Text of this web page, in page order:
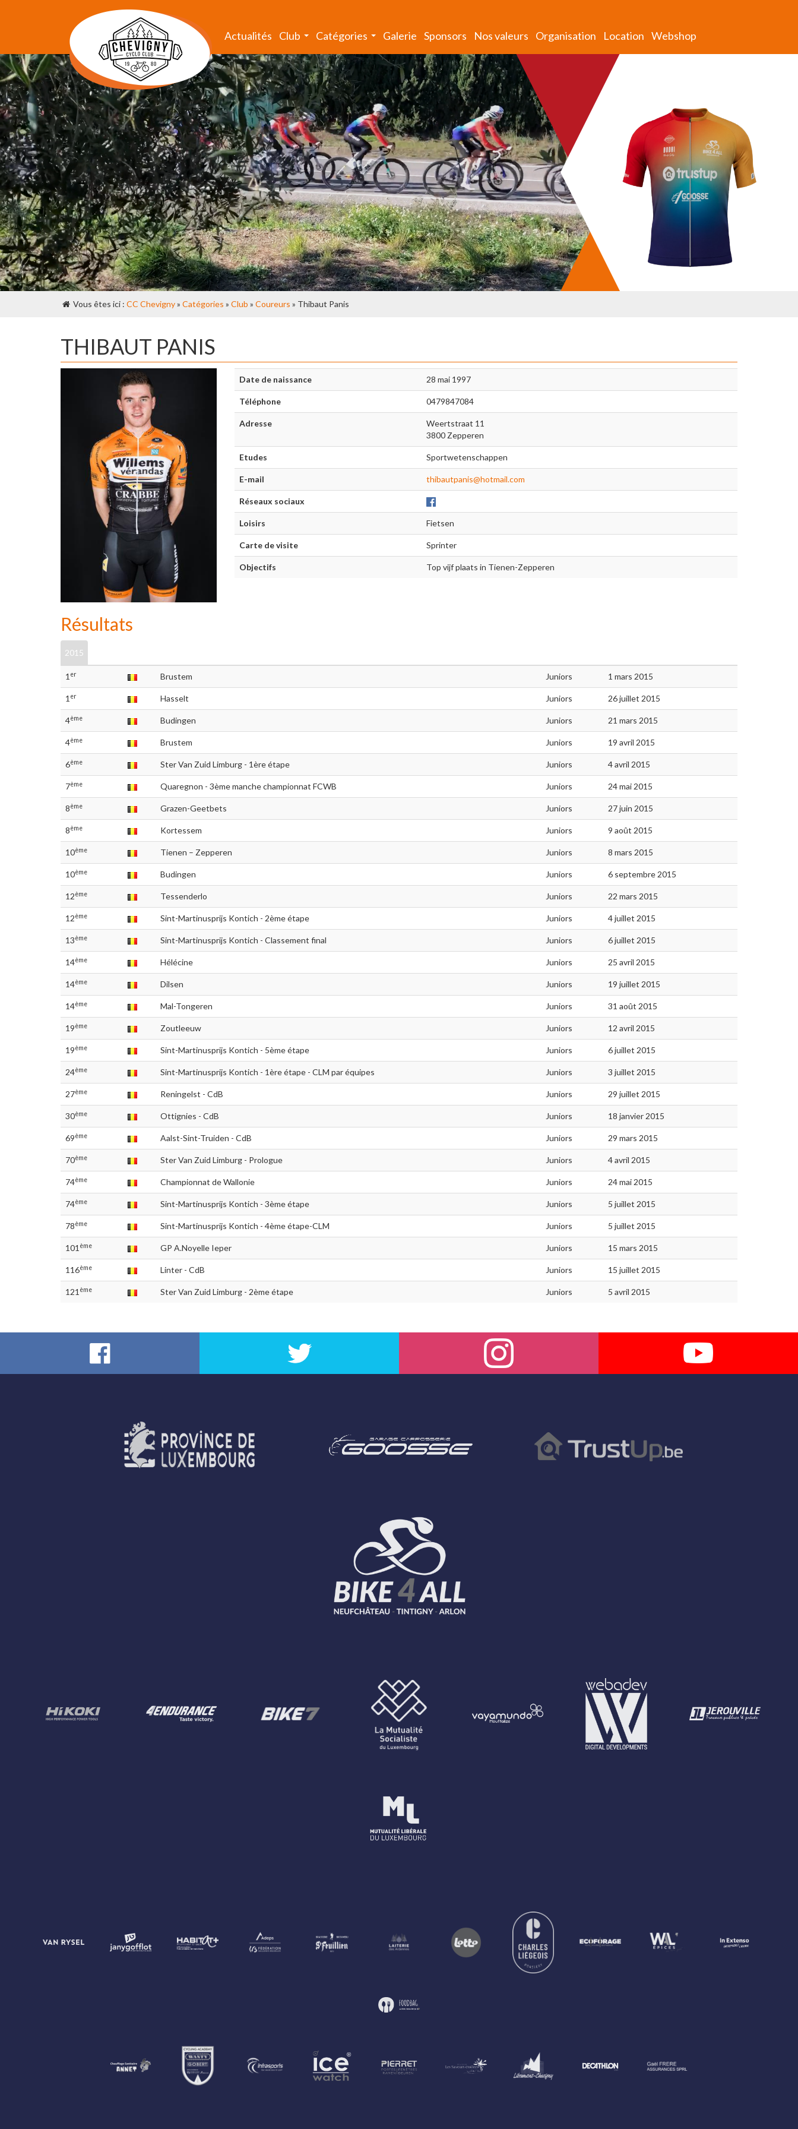
Actualités Club Catégories Galerie Sponsors Nos valeurs Organisation Location Webshop
Vous êtes ici : CC Chevigny» Catégories » Club » Coureurs » Thibaut Panis
THIBAUT PANIS
Date de naissance 28 mai 1997
Téléphone 0479847084
Adresse
Weertstraat 11
3800 Zepperen
Etudes Sportwetenschappen
E-mail thibautpanis@hotmail.com
Réseaux sociaux
Loisirs Fietsen
Carte de visite Sprinter
Objectifs Top vijf plaats in Tienen-Zepperen
Résultats
2015
1 er Brustem Juniors 1 mars 2015
1 er Hasselt Juniors 26 juillet 2015
4ème Budingen Juniors 21 mars 2015
4ème Brustem Juniors 19 avril 2015
6ème Ster Van Zuid Limburg - 1ère étape Juniors 4 avril 2015
7ème Quaregnon - 3ème manche championnat FCWB Juniors 24 mai 2015
8ème Grazen-Geetbets Juniors 27 juin 2015
8ème Kortessem Juniors 9 août 2015
10ème Tienen – Zepperen Juniors 8 mars 2015
10ème Budingen Juniors 6 septembre 2015
12ème Tessenderlo Juniors 22 mars 2015
12ème Sint-Martinusprijs Kontich - 2ème étape Juniors 4 juillet 2015
13ème Sint-Martinusprijs Kontich - Classement final Juniors 6 juillet 2015
14ème Hélécine Juniors 25 avril 2015
14ème Dilsen Juniors 19 juillet 2015
14ème Mal-Tongeren Juniors 31 août 2015
19ème Zoutleeuw Juniors 12 avril 2015
19ème Sint-Martinusprijs Kontich - 5ème étape Juniors 6 juillet 2015
24ème Sint-Martinusprijs Kontich - 1ère étape - CLM par équipes Juniors 3 juillet 2015
27ème Reningelst - CdB Juniors 29 juillet 2015
30ème Ottignies - CdB Juniors 18 janvier 2015
69ème Aalst-Sint-Truiden - CdB Juniors 29 mars 2015
70ème Ster Van Zuid Limburg - Prologue Juniors 4 avril 2015
74ème Championnat de Wallonie Juniors 24 mai 2015
74ème Sint-Martinusprijs Kontich - 3ème étape Juniors 5 juillet 2015
78ème Sint-Martinusprijs Kontich - 4ème étape-CLM Juniors 5 juillet 2015
101 ème GP A.Noyelle Ieper Juniors 15 mars 2015
116ème Linter - CdB Juniors 15 juillet 2015
121 ème Ster Van Zuid Limburg - 2ème étape Juniors 5 avril 2015